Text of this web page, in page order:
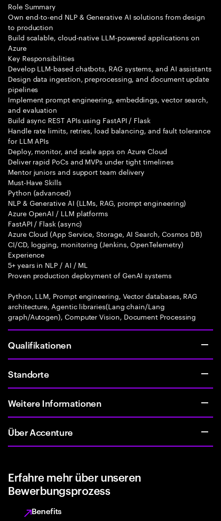
Role Summary
Own end-to-end NLP & Generative AI solutions from design
to production
Build scalable, cloud-native LLM-powered applications on
Azure
Key Responsibilities
Develop LLM-based chatbots, RAG systems, and AI assistants
Design data ingestion, preprocessing, and document update
pipelines
Implement prompt engineering, embeddings, vector search,
and evaluation
Build async REST APIs using FastAPI / Flask
Handle rate limits, retries, load balancing, and fault tolerance
for LLM APIs
Deploy, monitor, and scale apps on Azure Cloud
Deliver rapid PoCs and MVPs under tight timelines
Mentor juniors and support team delivery
Must-Have Skills
Python (advanced)
NLP & Generative AI (LLMs, RAG, prompt engineering)
Azure OpenAI / LLM platforms
FastAPI / Flask (async)
Azure Cloud (App Service, Storage, AI Search, Cosmos DB)
CI/CD, logging, monitoring (Jenkins, OpenTelemetry)
Experience
5+ years in NLP / AI / ML
Proven production deployment of GenAI systems
Python, LLM, Prompt engineering, Vector databases, RAG
architecture, Agentic libraries(Lang chain/Lang
graph/Autogen), Computer Vision, Document Processing
Qualifikationen
Standorte
Weitere Informationen
Über Accenture
Erfahre mehr über unseren
Bewerbungsprozess
Benefits